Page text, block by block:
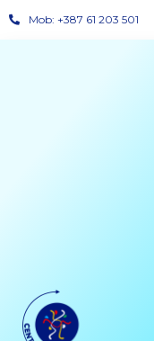
Mob: +387 61 203 501